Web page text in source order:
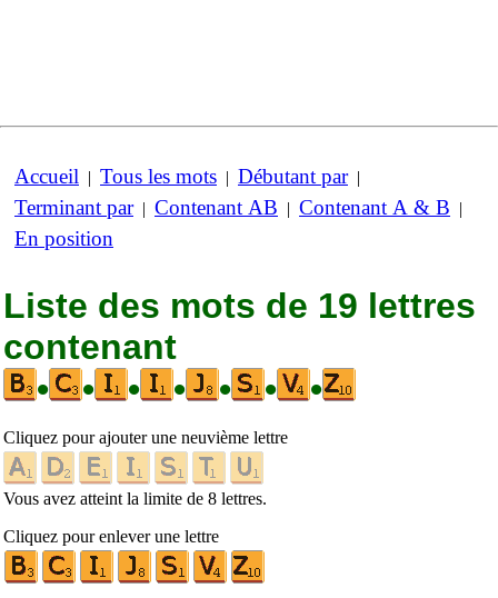
Accueil | Tous les mots | Débutant par|
Terminant par| Contenant AB | Contenant A & B |
En position
Liste des mots de 19 lettres
contenant
•
• • • • • •
Cliquez pour ajouter une neuvième lettre
Vous avez atteint la limite de 8 lettres.
Cliquez pour enlever une lettre